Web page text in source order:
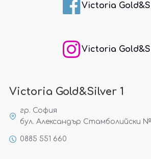
Victoria
Victoria
Victoria Gold&Silver 1
гр. София
бул. Александър Стамболийски
0885 551 660